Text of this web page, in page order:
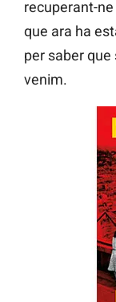
recuperant-
que ara ha
per saber que
venim.